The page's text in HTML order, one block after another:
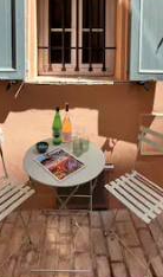
base de 33